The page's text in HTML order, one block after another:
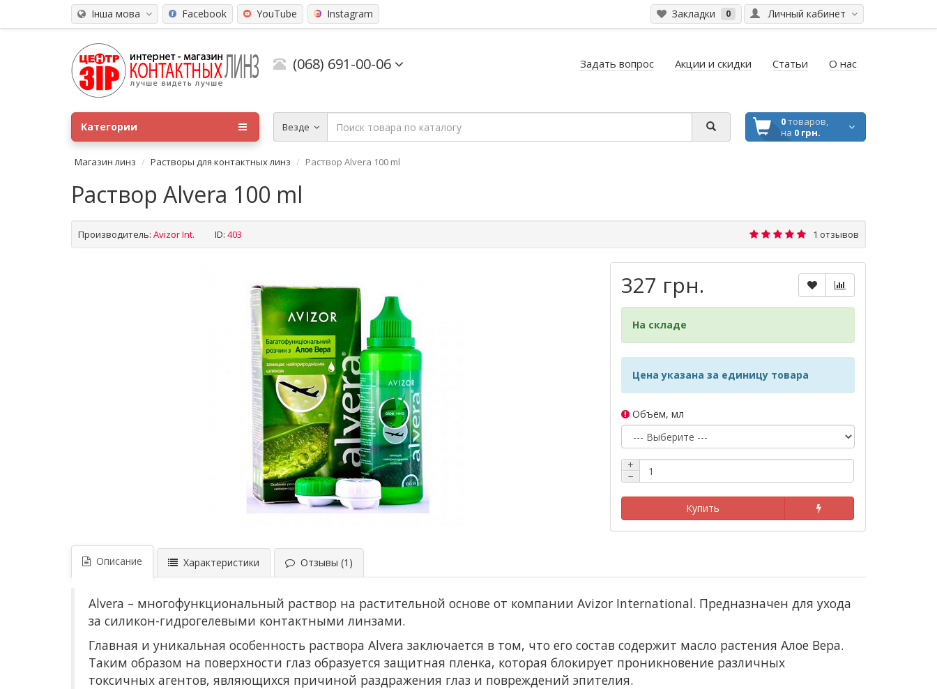
Інша мова Личный кабинет
Закладки 0
Facebook YouTube Instagram
(068) 691-00-06 Задать вопрос Акции и скидки Статьи О нас
Везде 0товаров,
на 0 грн.
Категории
Магазин линз Растворы для контактных линз Раствор Alvera 100 ml
Раствор Alvera 100 ml
Производитель: Avizor Int. ID: 403 1 отзывов
327 грн.
На складе
Цена указана за единицу товара
Объём, мл
+
−
Купить
Описание Характеристики Отзывы (1)
Alvera – многофункциональный раствор на растительной основе от компании Avizor International. Предназначен для ухода
за силикон-гидрогелевыми контактными линзами.
Главная и уникальная особенность раствора Alvera заключается в том, что его состав содержит масло растения Алое Вера.
Таким образом на поверхности глаз образуется защитная пленка, которая блокирует проникновение различных
токсичных агентов, являющихся причиной раздражения глаз и повреждений эпителия.